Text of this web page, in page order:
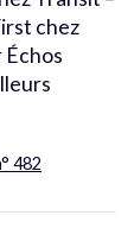
chez
Échos
482